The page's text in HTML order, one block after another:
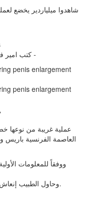
كتب امير فتحي في الجمعة 8 مارس 2019 12:52 صباحاً -
ميلياردير
عملية غريبة من نوعها
العاصمة الفرنسية باريس
ووفقاً للمعلومات
وحاول الطبيب إنعاش المريض وإعادة قلبه للحياة لمدة ساعة تقريبا.